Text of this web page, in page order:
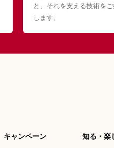
と、それを支える技術を
します。
キャンペーン 知る・楽